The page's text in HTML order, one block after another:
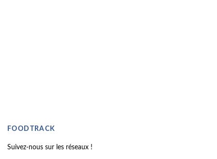
FOODTRACK
Suivez-nous sur les réseaux !